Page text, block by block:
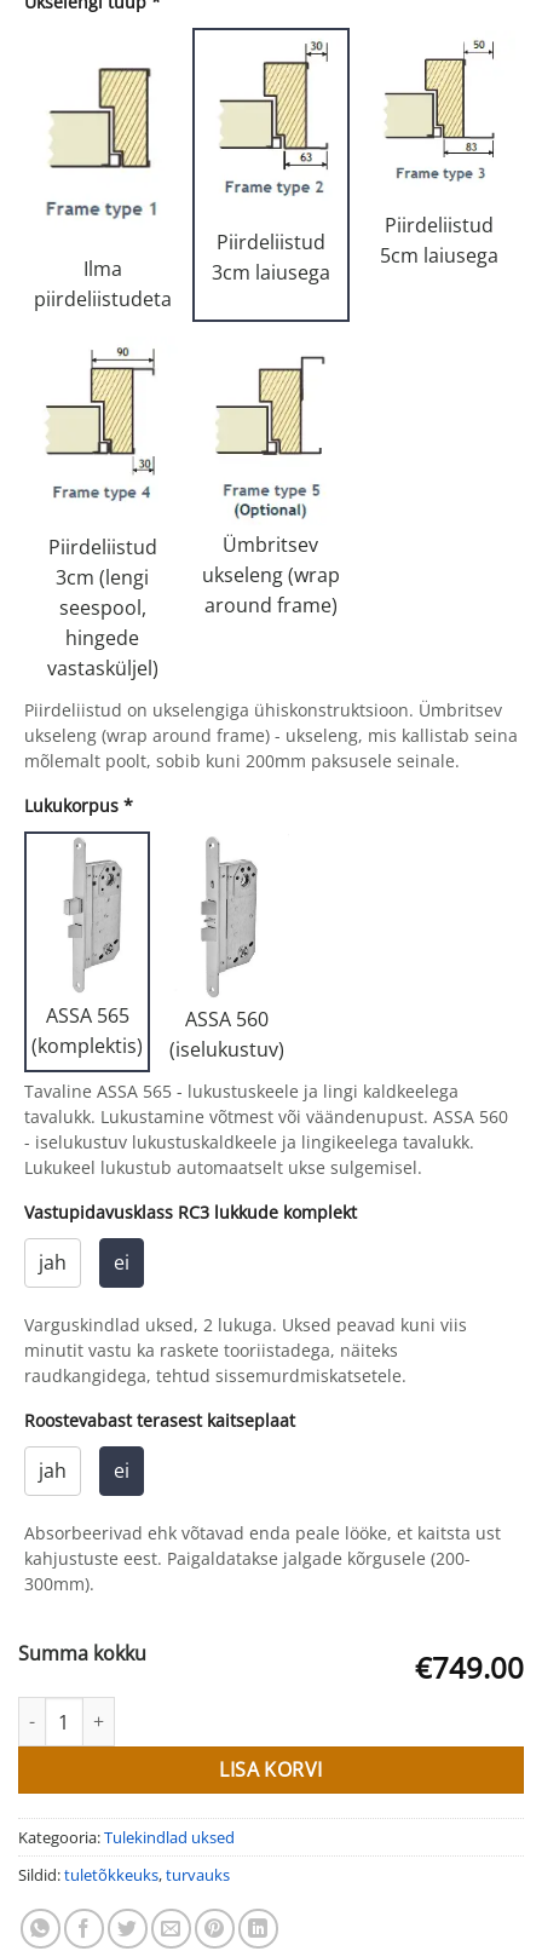
Ilma
piirdeliistudeta
Piirdeliistud
3cm laiusega
Piirdeliistud
5cm laiusega
Piirdeliistud
3cm (lengi
seespool,
hingede
vastasküljel)
Ümbritsev
ukseleng (wrap
around frame)
Piirdeliistud on ukselengiga ühiskonstruktsioon. Ümbritsev
ukseleng (wrap around frame) - ukseleng, mis kallistab seina
mõlemalt poolt, sobib kuni 200mm paksusele seinale.
Lukukorpus *
ASSA 565
(komplektis)
ASSA 560
(iselukustuv)
Tavaline ASSA 565 - lukustuskeele ja lingi kaldkeelega
tavalukk. Lukustamine võtmest või väändenupust. ASSA 560
- iselukustuv lukustuskaldkeele ja lingikeelega tavalukk.
Lukukeel lukustub automaatselt ukse sulgemisel.
Vastupidavusklass RC3 lukkude komplekt
jah ei
Varguskindlad uksed, 2 lukuga. Uksed peavad kuni viis
minutit vastu ka raskete tooriistadega, näiteks
raudkangidega, tehtud sissemurdmiskatsetele.
Roostevabast terasest kaitseplaat
jah ei
Absorbeerivad ehk võtavad enda peale lööke, et kaitsta ust
kahjustuste eest. Paigaldatakse jalgade kõrgusele (200-
300mm).
Summa kokku €749.00
Tuletõkkeuks El30 kogus
LISA KORVI
Kategooria:Tulekindlad uksed
Sildid:tuletõkkeuks,turvauks